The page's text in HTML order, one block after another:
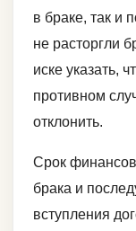
в браке, так и
не расторгли
иске указать,
противном
отклонить.
Срок
брака и
вступления